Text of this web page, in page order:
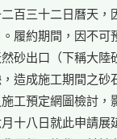
百三十二日曆天，
履約期間，因不可
砂出口（下稱大陸
造成施工期間之砂
工預定網圖檢討，
十八日就此申請展